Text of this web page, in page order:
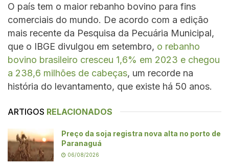
O país tem o maior rebanho bovino para fins
comerciais do mundo. De acordo com a edição
mais recente da Pesquisa da Pecuária Municipal,
que o IBGE divulgou em setembro, o rebanho
bovino brasileiro cresceu 1,6% em 2023 e chegou
a 238,6 milhões de cabeças, um recorde na
história do levantamento, que existe há 50 anos.
ARTIGOS RELACIONADOS
Preço da soja registra nova alta no porto de
Paranaguá
06/08/2026